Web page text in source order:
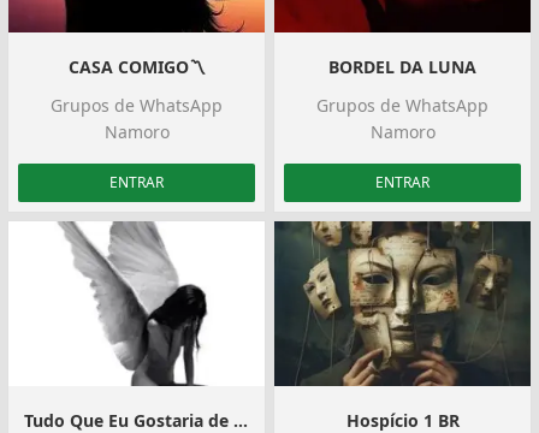
CASA COMIGO〽️
Grupos de WhatsApp
Namoro
ENTRAR
BORDEL DA LUNA
Grupos de WhatsApp
Namoro
ENTRAR
Tudo Que Eu Gostaria de Ter Dito.
Hospício 1 BR